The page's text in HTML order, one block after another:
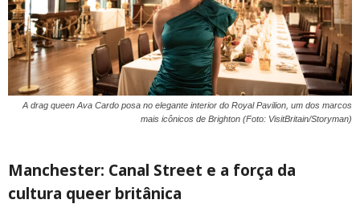
A drag queen Ava Cardo posa no elegante interior do Royal Pavilion, um dos marcos
mais icônicos de Brighton (Foto: VisitBritain/Storyman)
Manchester: Canal Street e a força da
cultura queer britânica